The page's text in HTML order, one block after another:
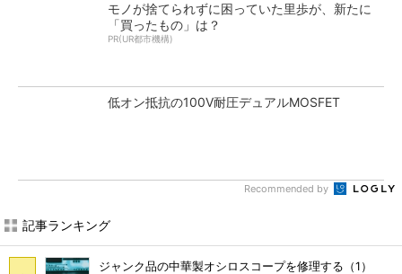
モノが捨てられずに困っていた里歩が、新たに
「買ったもの」は？
PR(UR都市機構)
低オン抵抗の100V耐圧デュアルMOSFET
Recommended by
記事ランキング
ジャンク品の中華製オシロスコープを修理する（1）